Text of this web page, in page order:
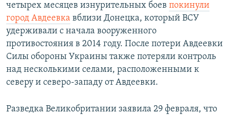
четырех месяцев изнурительных боев покинули
город Авдеевка вблизи Донецка, который ВСУ
удерживали с начала вооруженного
противостояния в 2014 году. После потери Авдеевки
Силы обороны Украины также потеряли контроль
над несколькими селами, расположенными к
северу и северо-западу от Авдеевки.
Разведка Великобритании заявила 29 февраля, что